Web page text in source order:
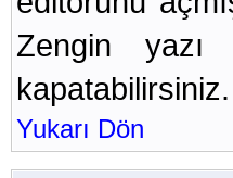
Zengin yazı
kapatabilirsiniz.
Yukarı Dön